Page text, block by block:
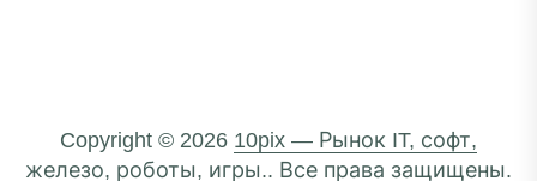
Copyright © 2026 10pix — Рынок IT, софт,
железо, роботы, игры.. Все права защищены.